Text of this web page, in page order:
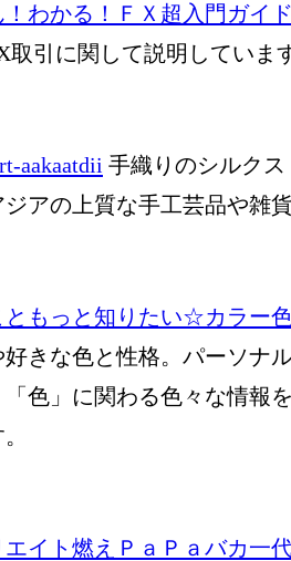
！わかる！ＦＸ超入門ガイ
取引に関して説明していま
aakaatdii 手織りのシルク
ジアの上質な手工芸品や雑
ともっと知りたい☆カラー
きな色と性格。パーソナ
「色」に関わる色々な情報
エイト燃えＰａＰａバカ一